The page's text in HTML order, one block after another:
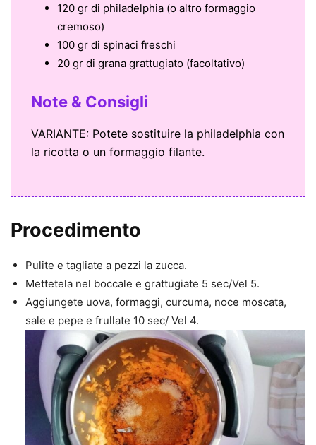
120 gr di philadelphia (o altro formaggio
cremoso)
100 gr di spinaci freschi
20 gr di grana grattugiato (facoltativo)
Note & Consigli
VARIANTE: Potete sostituire la philadelphia con
la ricotta o un formaggio filante.
Procedimento
Pulite e tagliate a pezzi la zucca.
Mettetela nel boccale e grattugiate 5 sec/Vel 5.
Aggiungete uova, formaggi, curcuma, noce moscata,
sale e pepe e frullate 10 sec/ Vel 4.